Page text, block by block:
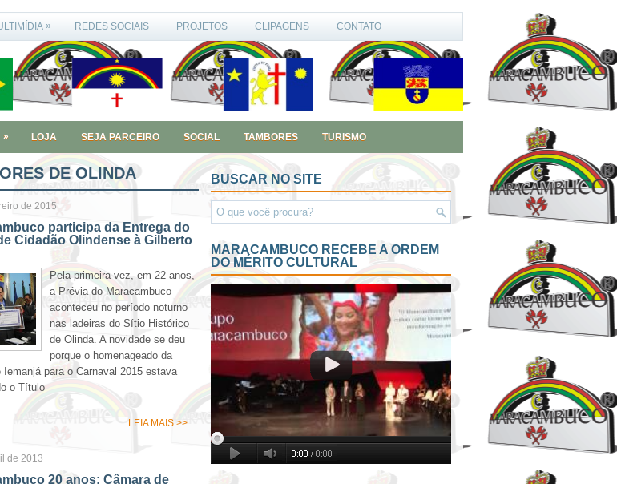
» REDES SOCIAIS PROJETOS CLIPAGENS CONTATO
» LOJA SEJA PARCEIRO SOCIAL TAMBORES TURISMO
DE OLINDA
de 2015
participa da Entrega do
Cidadão Olindense à Gilberto
Pela primeira vez, em 22 anos,
a Prévia do Maracambuco
aconteceu no período noturno
nas ladeiras do Sítio Histórico
de Olinda. A novidade se deu
porque o homenageado da
Iemanjá para o Carnaval 2015 estava
o Título
LEIA MAIS >>
de 2013
20 anos: Câmara de
BUSCAR NO SITE
MARACAMBUCO RECEBE A ORDEM
DO MÉRITO CULTURAL